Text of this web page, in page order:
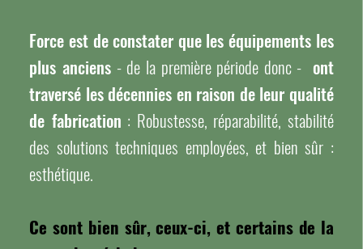
Force est de constater que les équipements les
plus anciens- de la première période donc - ont
traversé les décennies en raison de leur qualité
de fabrication : Robustesse, réparabilité, stabilité
des solutions techniques employées, et bien sûr :
esthétique.
Ce sont bien sûr, ceux-ci, et certains de la